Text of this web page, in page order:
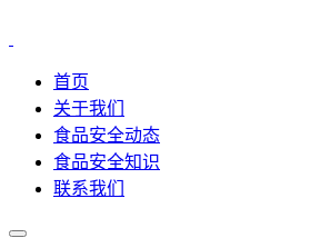
首页
关于我们
食品安全动态
食品安全知识
联系我们